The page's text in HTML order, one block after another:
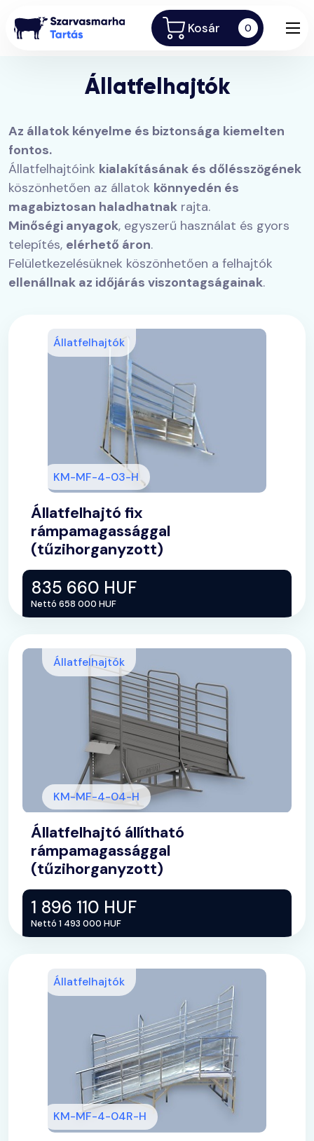
Kosár 0
Állatfelhajtók
Az állatok kényelme és biztonsága kiemelten
fontos.
Állatfelhajtóink kialakításának és dőlésszögének
köszönhetően az állatok könnyedén és
magabiztosan haladhatnak rajta.
Minőségi anyagok, egyszerű használat és gyors
telepítés, elérhető áron.
Felületkezelésüknek köszönhetően a felhajtók
ellenállnak az időjárás viszontagságainak.
KM-MF-4-03-H
Állatfelhajtó fix
rámpamagassággal
(tűzihorganyzott)
835 660 HUF
Nettó 658 000 HUF
Állatfelhajtók
KM-MF-4-04-H
Állatfelhajtó állítható
rámpamagassággal
(tűzihorganyzott)
1 896 110 HUF
Nettó 1 493 000 HUF
Állatfelhajtók
KM-MF-4-04R-H
Állatfelhajtók